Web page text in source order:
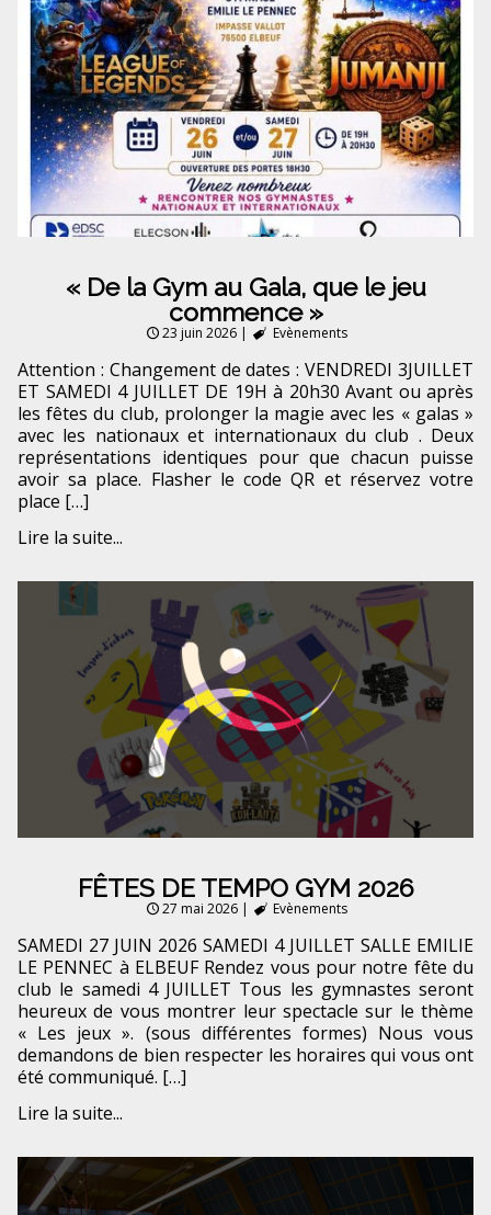
« De la Gym au Gala, que le jeu
commence »
23 juin 2026 | Evènements
Attention : Changement de dates : VENDREDI 3JUILLET
ET SAMEDI 4 JUILLET DE 19H à 20h30 Avant ou après
les fêtes du club, prolonger la magie avec les « galas »
avec les nationaux et internationaux du club . Deux
représentations identiques pour que chacun puisse
avoir sa place. Flasher le code QR et réservez votre
place […]
Lire la suite...
FÊTES DE TEMPO GYM 2026
27 mai 2026| Evènements
SAMEDI 27 JUIN 2026 SAMEDI 4 JUILLET SALLE EMILIE
LE PENNEC à ELBEUF Rendez vous pour notre fête du
club le samedi 4 JUILLET Tous les gymnastes seront
heureux de vous montrer leur spectacle sur le thème
« Les jeux ». (sous différentes formes) Nous vous
demandons de bien respecter les horaires qui vous ont
été communiqué. […]
Lire la suite...